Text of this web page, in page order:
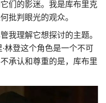
们的影迷。我是库布里克
批判眼光的观众。
我理解它想探讨的主题。
林登这个角色是一个不可
承认和尊重的是，库布里